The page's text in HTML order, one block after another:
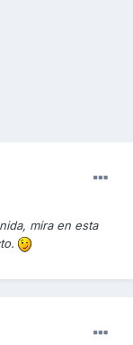
mira en esta